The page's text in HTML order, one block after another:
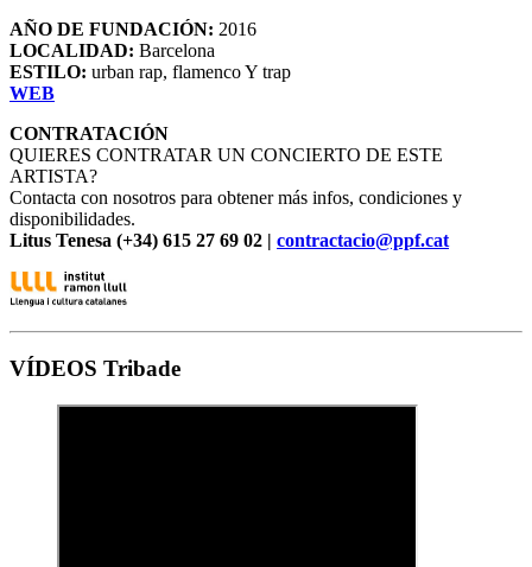
AÑO DE FUNDACIÓN: 2016
LOCALIDAD: Barcelona
ESTILO: urban rap, flamenco Y trap
WEB
CONTRATACIÓN
QUIERES CONTRATAR UN CONCIERTO DE ESTE
ARTISTA?
Contacta con nosotros para obtener más infos, condiciones y
disponibilidades.
Litus Tenesa (+34) 615 27 69 02 | contractacio@ppf.cat
VÍDEOS Tribade